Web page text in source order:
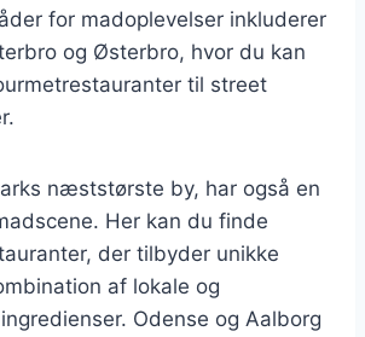
for madoplevelser inkluderer
og Østerbro, hvor du kan
til street
næststørste by, har også en
Her kan du finde
der tilbyder unikke
af lokale og
Odense og Aalborg